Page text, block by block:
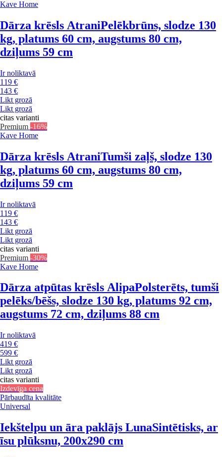
Kave Home
Dārza krēsls AtraniPelēkbrūns, slodze 130
kg, platums 60 cm, augstums 80 cm,
dziļums 59 cm
Ir noliktavā
119 €
143 €
Likt grozā
Likt grozā
citas varianti
Premium -16%
Kave Home
Dārza krēsls AtraniTumši zaļš, slodze 130
kg, platums 60 cm, augstums 80 cm,
dziļums 59 cm
Ir noliktavā
119 €
143 €
Likt grozā
Likt grozā
citas varianti
Premium -30%
Kave Home
Dārza atpūtas krēsls AlipaPolsterēts, tumši
pelēks/bēšs, slodze 130 kg, platums 92 cm,
augstums 72 cm, dziļums 88 cm
Ir noliktavā
419 €
599 €
Likt grozā
Likt grozā
citas varianti
Izdevīga cena
Pārbaudīta kvalitāte
Universal
Iekštelpu un āra paklājs LunaSintētisks, ar
īsu plūksnu, 200x290 cm